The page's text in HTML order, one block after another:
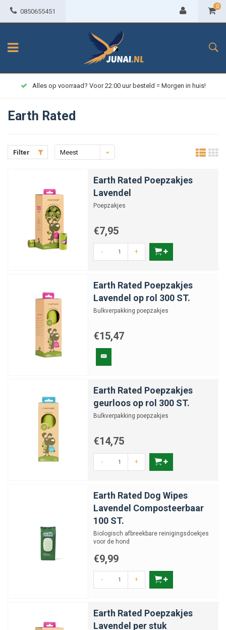
0850655451
0
Alles op voorraad? Voor 22:00 uur besteld = Morgen in huis!
Earth Rated
Filter
Meest
Earth Rated Poepzakjes
Lavendel
Poepzakjes
€7,95
- +
Earth Rated Poepzakjes
Lavendel op rol 300 ST.
Bulkverpakking poepzakjes
€15,47
Earth Rated Poepzakjes
geurloos op rol 300 ST.
Bulkverpakking poepzakjes
€14,75
- +
Earth Rated Dog Wipes
Lavendel Composteerbaar
100 ST.
Biologisch afbreekbare reinigingsdoekjes
voor de hond
€9,99
- +
Earth Rated Poepzakjes
Lavendel per stuk